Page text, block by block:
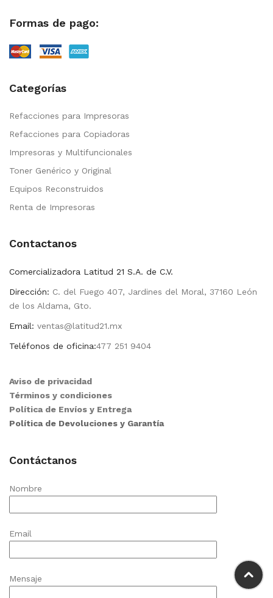
Formas de pago:
Categorías
Refacciones para Impresoras
Refacciones para Copiadoras
Impresoras y Multifuncionales
Toner Genérico y Original
Equipos Reconstruidos
Renta de Impresoras
Contactanos
Comercializadora Latitud 21 S.A. de C.V.
Dirección: C. del Fuego 407, Jardines del Moral, 37160 León
de los Aldama, Gto.
Email: ventas@latitud21.mx
Teléfonos de oficina:477 251 9404
Aviso de privacidad
Términos y condiciones
Política de Envíos y Entrega
Política de Devoluciones y Garantía
Contáctanos
Nombre
Email
Mensaje